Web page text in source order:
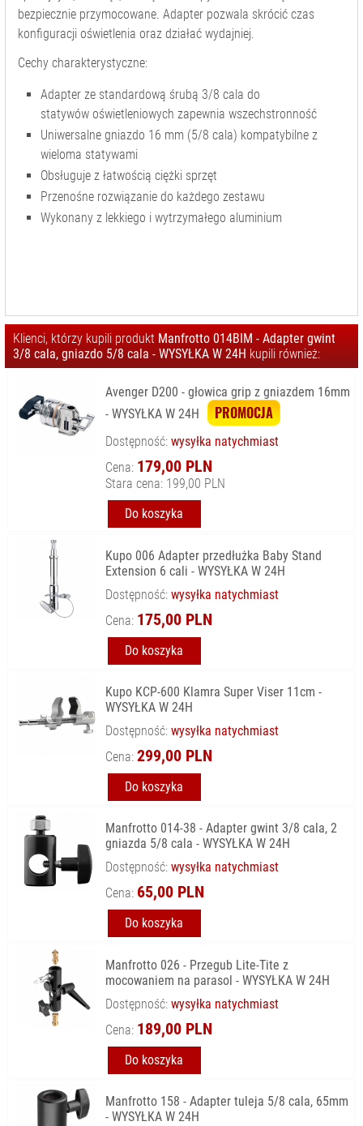
bezpiecznie przymocowane. Adapter pozwala skrócić czas
konfiguracji oświetlenia oraz działać wydajniej.
Cechy charakterystyczne:
Adapter ze standardową śrubą 3/8 cala do
statywów oświetleniowych zapewnia wszechstronność
Uniwersalne gniazdo 16 mm (5/8 cala) kompatybilne z
wieloma statywami
Obsługuje z łatwością ciężki sprzęt
Przenośne rozwiązanie do każdego zestawu
Wykonany z lekkiego i wytrzymałego aluminium
Klienci, którzy kupili produkt Manfrotto 014BIM - Adapter gwint
3/8 cala, gniazdo 5/8 cala - WYSYŁKA W 24H kupili również:
Avenger D200 - głowica grip z gniazdem 16mm
- WYSYŁKA W 24H
PROMOCJA
Dostępność:wysyłka natychmiast
Cena: 179,00 PLN
Stara cena: 199,00 PLN
Do koszyka
Kupo 006 Adapter przedłużka Baby Stand
Extension 6 cali - WYSYŁKA W 24H
Dostępność:wysyłka natychmiast
Cena: 175,00 PLN
Do koszyka
Kupo KCP-600 Klamra Super Viser 11cm -
WYSYŁKA W 24H
Dostępność:wysyłka natychmiast
Cena:299,00 PLN
Do koszyka
Manfrotto 014-38 - Adapter gwint 3/8 cala, 2
gniazda 5/8 cala - WYSYŁKA W 24H
Dostępność:wysyłka natychmiast
Cena: 65,00 PLN
Do koszyka
Manfrotto 026 - Przegub Lite-Tite z
mocowaniem na parasol - WYSYŁKA W 24H
Dostępność:wysyłka natychmiast
Cena: 189,00 PLN
Do koszyka
Manfrotto 158 - Adapter tuleja 5/8 cala, 65mm
- WYSYŁKA W 24H
SYSTEMY
ZAWIESZENIA
LAMP
SPRZĘT STUDYJNY
TŁA
FOTOGRAFICZNE
INNE
WYPOSAŻENIE
ZASILANIE